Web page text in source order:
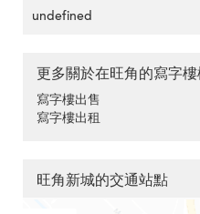
undefined
更多關於在旺角的寫字
寫字樓出售
寫字樓出租
旺角新城的交通站點